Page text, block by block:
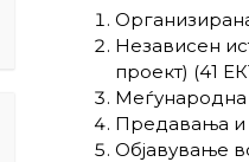
Независен
проект) (41
Меѓународна
Предавања и
Објавување